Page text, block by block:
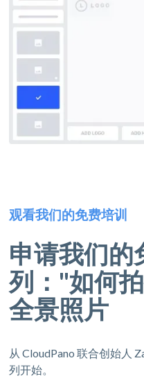
观看我们的免费培训
申请我们的
列："如何
全景照片
从 CloudPano 联合创始人
列开始。